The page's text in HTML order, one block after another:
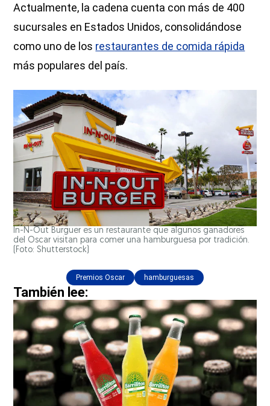
Actualmente, la cadena cuenta con más de 400
sucursales en Estados Unidos, consolidándose
como uno de los restaurantes de comida rápida
más populares del país.
In-N-Out Burguer es un restaurante que algunos ganadores
del Oscar visitan para comer una hamburguesa por tradición.
(Foto: Shutterstock)
Premios Oscar hamburguesas
También lee: